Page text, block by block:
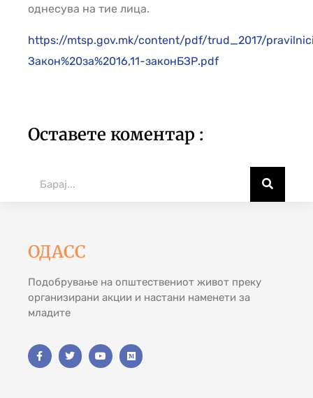
однесува на тие лица.
https://mtsp.gov.mk/content/pdf/trud_2017/
Закон%20за%2016,11-законБЗР.pdf
Оставете коментар :
ОДАСС
Подобрување на општествениот живот преку
организирани акции и настани наменети за
младите